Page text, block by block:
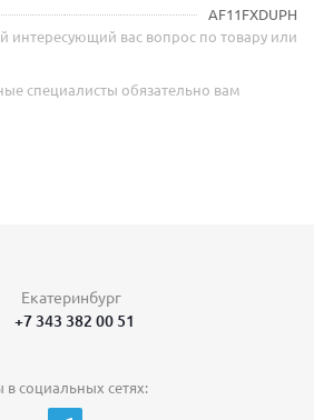
AF11FXDUPH
интересующий вас вопрос по товару или
специалисты обязательно вам
Екатеринбург
+7 343 382 00 51
социальных сетях: